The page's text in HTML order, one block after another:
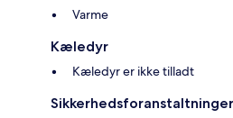
Varme
Kæledyr
Kæledyr er ikke tilladt
Sikkerhedsforanstaltninger